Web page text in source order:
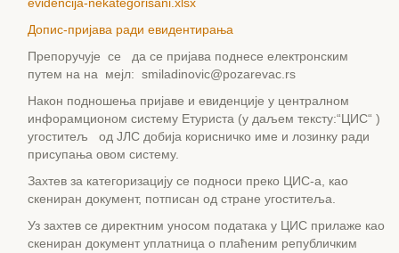
Допис-пријава ради евидентирања
Препоручује се да се пријава поднесе електронским
путем на на мејл: smiladinovic@pozarevac.rs
Након подношења пријаве и евиденције у централном
инфорамционом систему Етуриста (у даљем тексту:“ЦИС“ )
угоститељ од ЈЛС добија корисничко име и лозинку ради
присупања овом систему.
Захтев за категоризацију се подноси преко ЦИС-а, као
скениран документ, потписан од стране угоститеља.
Уз захтев се директним уносом података у ЦИС прилаже као
скениран документ уплатница о плаћеним републичким